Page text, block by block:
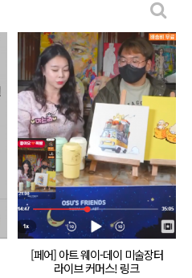
[페어] 아트 웨이-데이 미술장터
라이브 커머스! 링크